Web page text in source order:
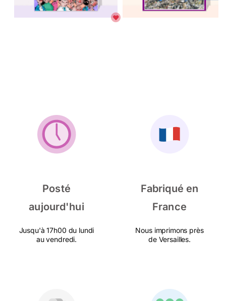
Posté
aujourd'hui
Jusqu'à 17h00 du lundi
au vendredi.
Fabriqué en
France
Nous imprimons près
de Versailles.